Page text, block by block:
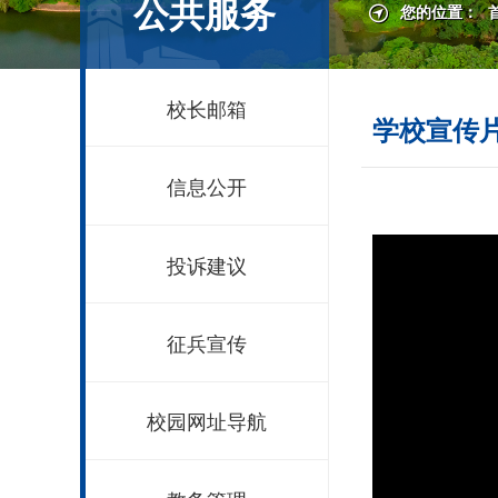
您的位置：
公共服务
校长邮箱
信息公开
投诉建议
征兵宣传
校园网址导航
学校宣传